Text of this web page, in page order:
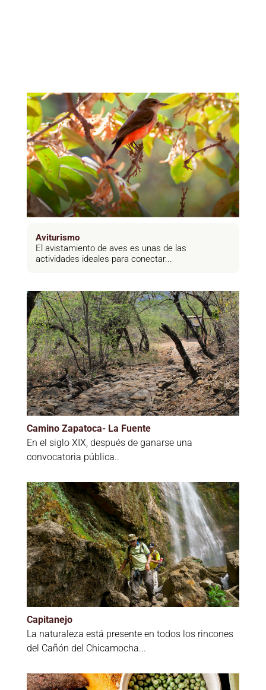
Aviturismo
El avistamiento de aves es unas de las
actividades ideales para conectar...
Camino Zapatoca- La Fuente
En el siglo XIX, después de ganarse una
convocatoria pública..
Capitanejo
La naturaleza está presente en todos los rincones
del Cañón del Chicamocha...